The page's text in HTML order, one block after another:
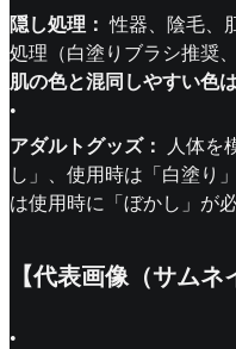
隠し処理： 性器、陰毛、
処理（白塗りブラシ推奨
肌の色と混同しやすい色
•
アダルトグッズ：
人体を
し」、使用時は「白塗り
は使用時に「ぼかし」が必
【代表画像（サムネ
•